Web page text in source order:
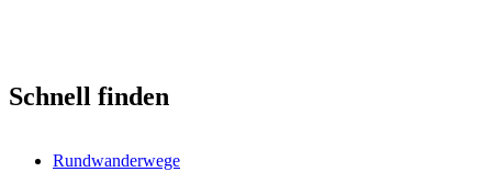
Schnell finden
Rundwanderwege